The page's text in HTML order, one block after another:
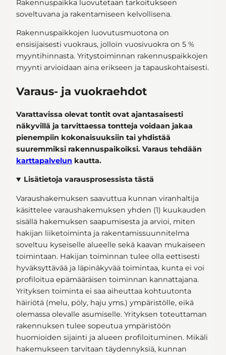
Rakennuspaikka luovutetaan tarkoitukseen
soveltuvana ja rakentamiseen kelvollisena.
Rakennuspaikkojen luovutusmuotona on
ensisijaisesti vuokraus, jolloin vuosivuokra on 5 %
myyntihinnasta. Yritystoiminnan rakennuspaikkojen
myynti arvioidaan aina erikseen ja tapauskohtaisesti.
Varaus- ja vuokraehdot
Varattavissa olevat tontit ovat ajantasaisesti
näkyvillä ja tarvittaessa tontteja voidaan jakaa
pienempiin kokonaisuuksiin tai yhdistää
suuremmiksi rakennuspaikoiksi. Varaus tehdään
karttapalvelun kautta.
Lisätietoja varausprosessista tästä
Varaushakemuksen saavuttua kunnan viranhaltija
käsittelee varaushakemuksen yhden (1) kuukauden
sisällä hakemuksen saapumisesta ja arvioi, miten
hakijan liiketoiminta ja rakentamissuunnitelma
soveltuu kyseiselle alueelle sekä kaavan mukaiseen
toimintaan. Hakijan toiminnan tulee olla eettisesti
hyväksyttävää ja läpinäkyvää toimintaa, kunta ei voi
profiloitua epämääräisen toiminnan kannattajana.
Yrityksen toiminta ei saa aiheuttaa kohtuutonta
häiriötä (melu, pöly, haju yms.) ympäristölle, eikä
olemassa olevalle asumiselle. Yrityksen toteuttaman
rakennuksen tulee sopeutua ympäristöön
huomioiden sijainti ja alueen profiloituminen. Mikäli
hakemukseen tarvitaan täydennyksiä, kunnan